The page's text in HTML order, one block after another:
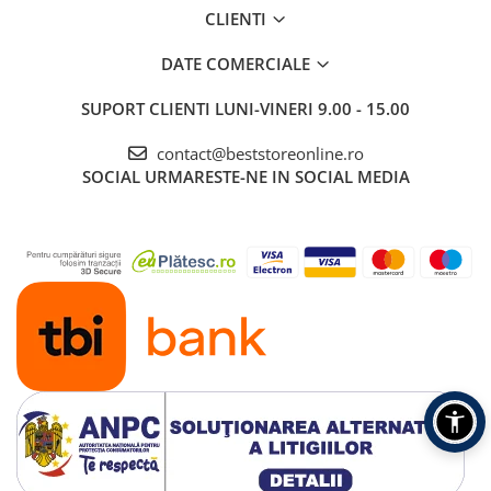
CLIENTI
DATE COMERCIALE
SUPORT CLIENTI LUNI-VINERI 9.00 - 15.00
contact@beststoreonline.ro
SOCIAL URMARESTE-NE IN SOCIAL MEDIA